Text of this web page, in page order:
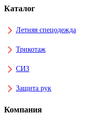
Каталог
Летняя спецодежда
Трикотаж
СИЗ
Защита рук
Компания